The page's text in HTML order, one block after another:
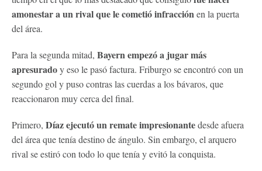
amonestar a un rival que le cometió infracciónen la puerta
del área.
Para la segunda mitad, Bayern empezó a jugar más
apresuradoy eso le pasó factura. Friburgo se encontró con un
segundo gol y puso contras las cuerdas a los bávaros, que
reaccionaron muy cerca del final.
Primero, Díaz ejecutó un remate impresionantedesde afuera
del área que tenía destino de ángulo. Sin embargo, el arquero
rival se estiró con todo lo que tenía y evitó la conquista.